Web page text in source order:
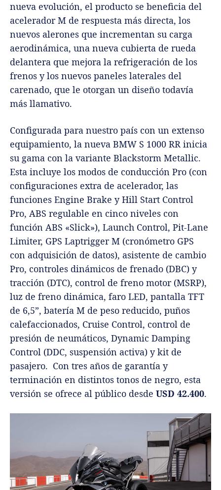
nueva evolución, el producto se beneficia del
acelerador M de respuesta más directa, los
nuevos alerones que incrementan su carga
aerodinámica, una nueva cubierta de rueda
delantera que mejora la refrigeración de los
frenos y los nuevos paneles laterales del
carenado, que le otorgan un diseño todavía
más llamativo.
Configurada para nuestro país con un extenso
equipamiento, la nueva BMW S 1000 RR inicia
su gama con la variante Blackstorm Metallic.
Esta incluye los modos de conducción Pro (con
configuraciones extra de acelerador, las
funciones Engine Brake y Hill Start Control
Pro, ABS regulable en cinco niveles con
función ABS «Slick»), Launch Control, Pit-Lane
Limiter, GPS Laptrigger M (cronómetro GPS
con adquisición de datos), asistente de cambio
Pro, controles dinámicos de frenado (DBC) y
tracción (DTC), control de freno motor (MSRP),
luz de freno dinámica, faro LED, pantalla TFT
de 6,5”, batería M de peso reducido, puños
calefaccionados, Cruise Control, control de
presión de neumáticos, Dynamic Damping
Control (DDC, suspensión activa) y kit de
pasajero. Con tres años de garantía y
terminación en distintos tonos de negro, esta
versión se ofrece al público desde USD 42.400.